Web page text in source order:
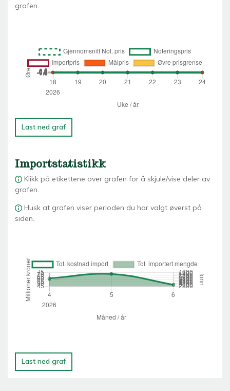
grafen.
Last ned graf
Importstatistikk
Klikk på etikettene over grafen for å skjule/vise deler av
grafen.
Husk at grafen viser perioden du har valgt øverst på
siden.
Last ned graf